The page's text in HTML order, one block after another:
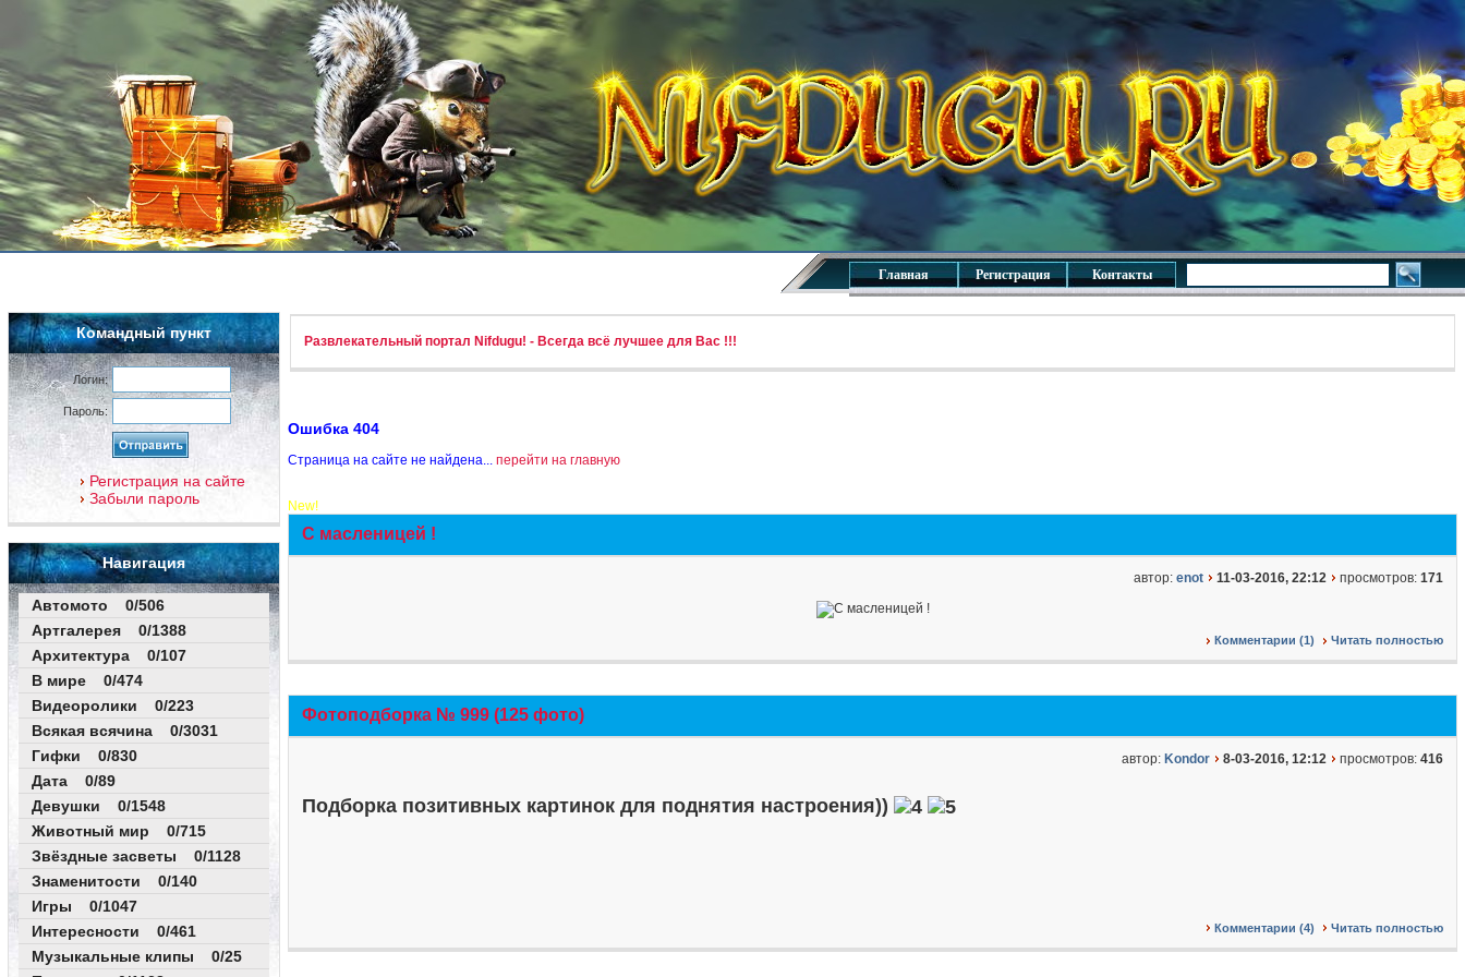
Главная Регистрация Контакты
Командный пункт
Логин:
Пароль:
Регистрация на сайте
Забыли пароль
Навигация
Автомото 0/506
Артгалерея 0/1388
Архитектура 0/107
В мире 0/474
Видеоролики 0/223
Всякая всячина 0/3031
Гифки 0/830
Дата 0/89
Девушки 0/1548
Животный мир 0/715
Звёздные засветы 0/1128
Знаменитости 0/140
Игры 0/1047
Интересности 0/461
Музыкальные клипы 0/25
Развлекательный портал Nifdugu! - Всегда всё лучшее для Вас !!!
Ошибка 404
Страница на сайте не найдена... перейти на главную
New!
С масленицей !
автор: enot 11-03-2016, 22:12 просмотров: 171
Комментарии (1) Читать полностью
Фотоподборка № 999 (125 фото)
автор: Kondor 8-03-2016, 12:12 просмотров: 416
Подборка позитивных картинок для поднятия настроения))
Комментарии (4) Читать полностью